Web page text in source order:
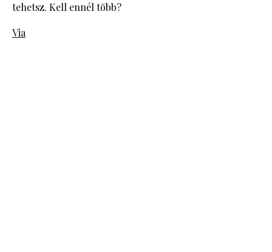
tehetsz. Kell ennél több?
Via